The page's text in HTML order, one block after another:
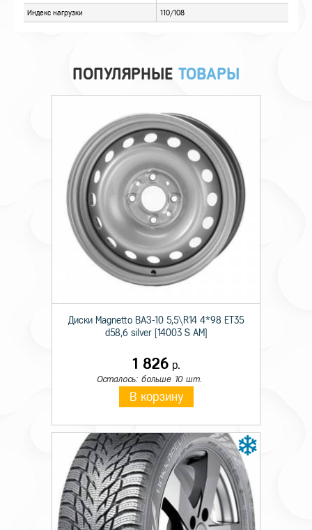
Сезон резины Летняя
Индекс скорости Q
Индекс нагрузки 110/108
ПОПУЛЯРНЫЕ ТОВАРЫ
Диски Magnetto ВАЗ-10 5,5\R14 4*98 ET35
d58,6 silver [14003 S AM]
1 826р.
Осталось: больше 10 шт.
В корзину